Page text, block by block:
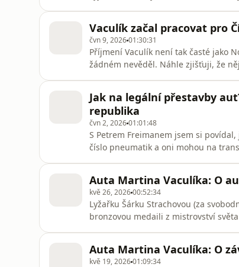
trhu s ropou i významu vládního
Vaculík začal pracovat pro
čvn 9, 202601:30:31
Příjmení Vaculík není tak časté jako
žádném nevěděl. Náhle zjišťuji, že
automobilové technice a blízké
zahalený mlhou
Jak na legální přestavby
republika
čvn 2, 202601:01:48
S Petrem Freimanem jsem si
číslo pneumatik a oni mohou na
devíti místy uvnitř, masivními nosiči,
typ „ex
Auta Martina Vaculíka: O
kvě 26, 202600:52:34
Lyžařku Šárku Strachovou (za
bronzovou medaili z mistrovství
mám teorii, že kdo dobře lyžuje,
zákonitosti, jako ov
Auta Martina Vaculíka: O
kvě 19, 202601:09:34